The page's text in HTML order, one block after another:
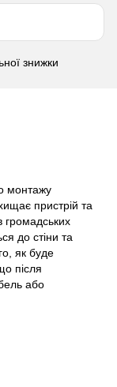
знижки
монтажу
пристрій та
громадських
до стіни та
як буде
після
або